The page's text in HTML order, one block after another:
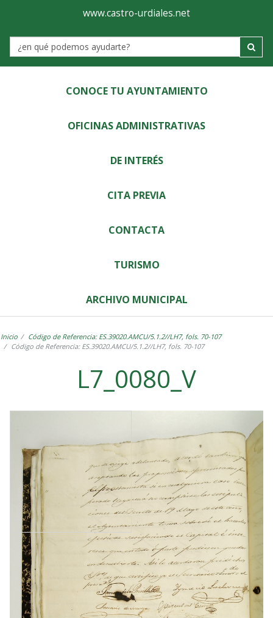
Ayuntamiento
de
Castro-
Urdiales
www.castro-urdiales.net
Label
CONOCE TU AYUNTAMIENTO
OFICINAS ADMINISTRATIVAS
DE INTERÉS
CITA PREVIA
CONTACTA
TURISMO
ARCHIVO MUNICIPAL
Inicio
Código de Referencia: ES.39020.AMCU/5.1.2//LH7, fols. 70-107
Código de Referencia: ES.39020.AMCU/5.1.2//LH7, fols. 70-107
L7_0080_V